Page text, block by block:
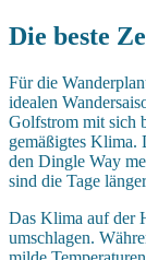
Die beste
Für die
idealen
Golfstrom mit sich
gemäßigtes Klima.
den Dingle Way
sind die Tage
Das Klima auf der
umschlagen.